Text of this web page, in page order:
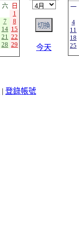
六
日
1
7
8
14 15
21 22
28 29
今天
一
4
11
18
25
| 登錄帳號